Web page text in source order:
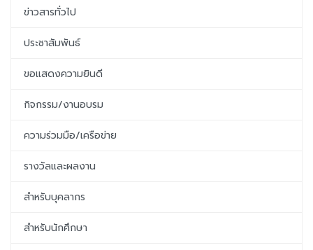
ข่าวสารทั่วไป
ประชาสัมพันธ์
ขอแสดงความยินดี
กิจกรรม/งานอบรม
ความร่วมมือ/เครือข่าย
รางวัลและผลงาน
สำหรับบุคลากร
สำหรับนักศึกษา